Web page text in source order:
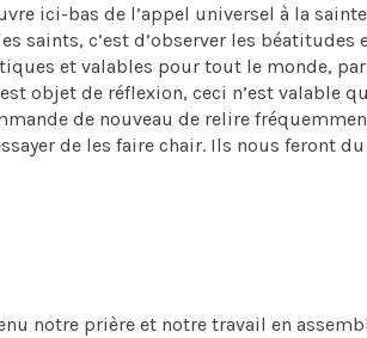
ici-bas de l’appel universel à la
saints, c’est d’observer les béatitudes
et valables pour tout le monde,
objet de réflexion, ceci n’est valable
de nouveau de relire
de les faire chair. Ils nous feront
notre prière et notre travail en